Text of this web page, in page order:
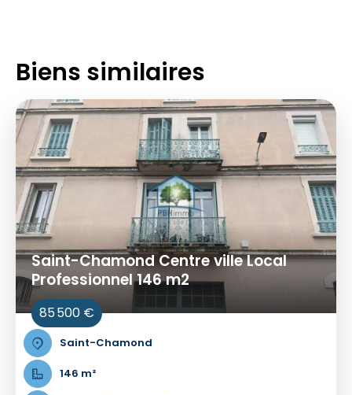
Biens similaires
Saint-Chamond Centre ville Local
Professionnel 146 m2
85 500 €
Saint-Chamond
146 m²